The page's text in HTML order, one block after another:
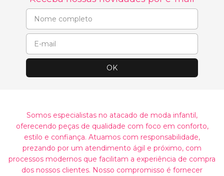
Somos especialistas no atacado de moda infantil,
oferecendo peças de qualidade com foco em conforto,
estilo e confiança. Atuamos com responsabilidade,
prezando por um atendimento ágil e próximo, com
processos modernos que facilitam a experiência de compra
dos nossos clientes. Nosso compromisso é fornecer